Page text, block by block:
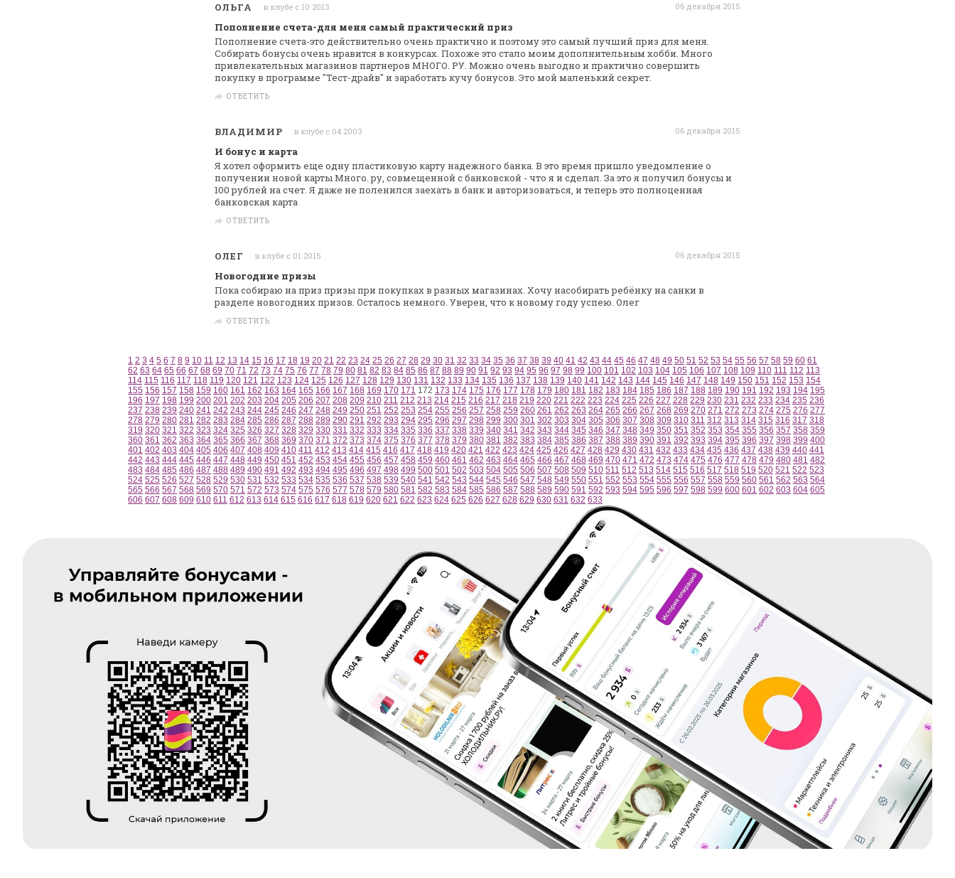
ОЛЬГА в клубе с 10.2013 06 декабря 2015
Пополнение счета-для меня самый практический приз
Пополнение счета-это действительно очень практично и поэтомуэто самый лучший приз для меня.
Собирать бонусы очень нравится в конкурсах. Похоже это стало моим дополнительным хобби. Много
привлекательных магазинов партнеров МНОГО. РУ. Можно очень выгодно и практично совершить
покупку в программе "Тест-драйв" и заработать кучу бонусов. Это мой маленький секрет.
ОТВЕТИТЬ
ВЛАДИМИР в клубе с 04.2003 06 декабря 2015
И бонус и карта
Я хотел оформить еще одну пластиковую карту надежного банка. В это время пришло уведомление о
получении новой картыМного. ру, совмещенной с банковской - что я и сделал. За это я получил бонусы и
100 рублей на счет. Я даже не поленился заехать в банк и авторизоваться, и теперь это полноценная
банковская карта
ОТВЕТИТЬ
ОЛЕГ в клубе с 01.2015 06 декабря 2015
Новогодние призы
Пока собираю на приз призы при покупках в разных магазинах. Хочу насобирать ребёнку на санки в
разделе новогоднихпризов. Осталось немного. Уверен, что к новому году успею. Олег
ОТВЕТИТЬ
1 2 3 4 5 6 7 8 9 10 11 12 13 14 15 16 17 18 19 20 21 22 23 24 25 26 27 28 29 30 31 32 33 34 35 36 37 38 39 40 41 42 43 44 45 46 47 48 49 50 51 52 53 54 55 56 57 58 59 60 61
62 63 64 65 66 67 68 69 70 71 72 73 74 75 76 77 78 79 80 81 82 83 84 85 86 87 88 89 90 91 92 93 94 95 96 97 98 99 100 101 102 103 104 105 106 107 108 109 110 111 112 113
114 115 116 117 118 119 120 121 122 123 124 125 126 127 128 129 130 131 132 133 134 135 136 137 138 139 140 141 142 143 144 145 146 147 148 149 150 151 152 153 154
155 156 157 158 159 160 161 162 163 164 165 166 167 168 169 170 171 172 173 174 175 176 177 178 179 180 181 182 183 184 185 186 187 188 189 190 191 192 193 194 195
196 197 198 199 200 201 202 203 204 205 206 207 208 209 210 211 212 213 214 215 216 217 218 219 220 221 222 223 224 225 226 227 228 229 230 231 232 233 234 235 236
237 238 239 240 241 242 243 244 245 246 247 248 249 250 251 252 253 254 255 256 257 258 259 260 261 262 263 264 265 266 267 268 269 270 271 272 273 274 275 276 277
278 279 280 281 282 283 284 285 286 287 288 289 290 291 292 293 294 295 296 297 298 299 300 301 302 303 304 305 306 307 308 309 310 311 312 313 314 315 316 317 318
319 320 321 322 323 324 325 326 327 328 329 330 331 332 333 334 335 336 337 338 339 340 341 342 343 344 345 346 347 348 349 350 351 352 353 354 355 356 357 358 359
360 361 362 363 364 365 366 367 368 369 370 371 372 373 374 375 376 377 378 379 380 381 382 383 384 385 386 387 388 389 390 391 392 393 394 395 396 397 398 399 400
401 402 403 404 405 406 407 408 409 410 411 412 413 414 415 416 417 418 419 420 421 422 423 424 425 426 427 428 429 430 431 432 433 434 435 436 437 438 439 440 441
442 443 444 445 446 447 448 449 450 451 452 453 454 455 456 457 458 459 460 461 462 463 464 465 466 467 468 469 470 471 472 473 474 475 476 477 478 479 480 481 482
483 484 485 486 487 488 489 490 491 492 493 494 495 496 497 498 499 500 501 502 503 504 505 506 507 508 509 510 511 512 513 514 515 516 517 518 519 520 521 522 523
524 525 526 527 528 529 530 531 532 533 534 535 536 537 538 539 540 541 542 543 544 545 546 547 548 549 550 551 552 553 554 555 556 557 558 559 560 561 562 563 564
565 566 567 568 569 570 571 572 573 574 575 576 577 578 579 580 581 582 583 584 585 586 587 588 589 590 591 592 593 594 595 596 597 598 599 600 601 602 603 604 605
606 607 608 609 610 611 612 613 614 615 616 617 618 619 620 621 622 623 624 625 626 627 628 629 630 631 632 633